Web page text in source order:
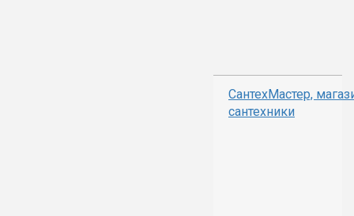
СантехМастер,
сантехники